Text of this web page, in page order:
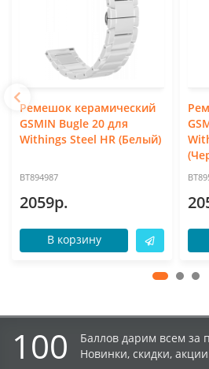
Ремешок керамический
GSMIN Bugle 20 для
Withings Steel HR (Белый)
BT894987
2059р.
В корзину
100
Баллов дарим всем за
Новинки, скидки,